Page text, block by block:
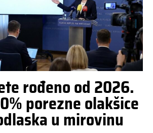
rođeno od 2026.
porezne olakšice
u mirovinu